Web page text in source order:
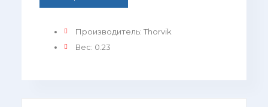
Производитель: Thorvik
Вес: 0.23